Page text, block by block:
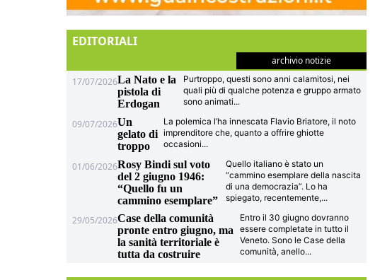
EDITORIALI
archivio notizie
17/07/2026La Nato e la
pistola di
Erdogan
Purtroppo, questi sono anni calamitosi, nei
quali più di qualche potenza e gruppo armato
sono animati...
09/07/2026Un
gelato di
troppo
La polemica l’ha innescata Flavio Briatore, il noto
imprenditore che, quanto a offrire ghiotte
occasioni...
01/06/2026Rosy Bindi sul voto
del 2 giugno 1946:
“Quello fu un
cammino esemplare”
Quello italiano è stato un
“cammino esemplare della nascita
di una democrazia”. Lo ha
spiegato, recentemente,...
29/05/2026Case della comunità
pronte entro giugno, ma
la sanità territoriale è
tutta da costruire
Entro il 30 giugno dovranno
essere completate in tutto il
Veneto. Sono le Case della
comunità, anello...